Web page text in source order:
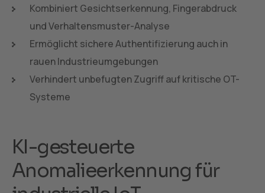
Kombiniert Gesichtserkennung, Fingerabdruck
und Verhaltensmuster-Analyse
Ermöglicht sichere Authentifizierung auch in
rauen Industrieumgebungen
Verhindert unbefugten Zugriff auf kritische OT-
Systeme
KI-gesteuerte
Anomalieerkennung für